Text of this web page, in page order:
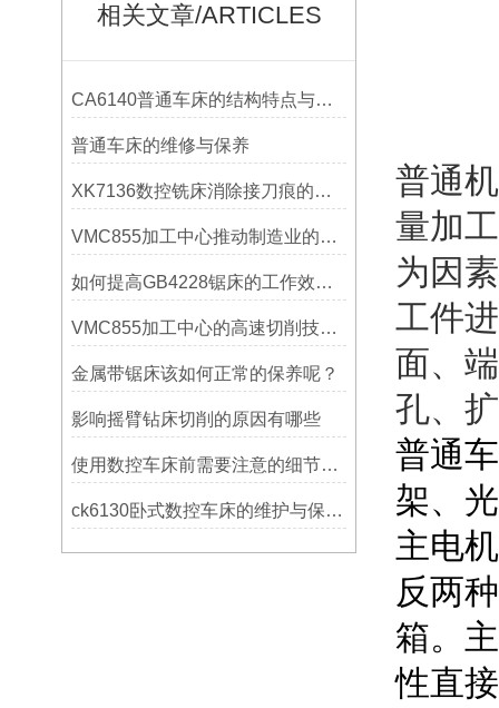
相关文章/ARTICLES
CA6140普通车床的结构特点与工作原理解析
普通车床的维修与保养
XK7136数控铣床消除接刀痕的操作
VMC855加工中心推动制造业的发展
如何提高GB4228锯床的工作效率？
VMC855加工中心的高速切削技术介绍
金属带锯床该如何正常的保养呢？
影响摇臂钻床切削的原因有哪些
使用数控车床前需要注意的细节有哪些呢？
ck6130卧式数控车床的维护与保养策略
普通
量加
为因
工件
面、
孔、
普通
架、
主电
反两
箱。
性直